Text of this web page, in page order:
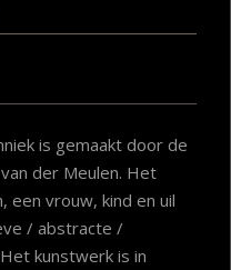
is gemaakt door de
der Meulen. Het
een vrouw, kind en uil
/ abstracte /
kunstwerk is in